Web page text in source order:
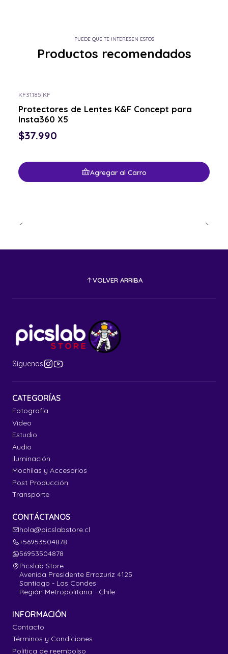
PUEDE QUE TE INTERESEN ESTOS
Productos recomendados
KF31.185|KF
Protectores de Lentes K&F Concept para
Insta360 X5
$37.990
Agregar al Carro
VOLVER ARRIBA
Síguenos
CATEGORÍAS
Fotografía
Video
Estudio
Audio
Iluminación
Mochilas y Accesorios
Post Producción
Transporte
CONTÁCTANOS
hola@picslabstore.cl
+56953504878
56953504878
Picslab Store
Avenida Presidente Errazuriz 4125
Santiago - Las Condes
Región Metropolitana - Chile
INFORMACIÓN
Contacto
Términos y Condiciones
Política de reembolso